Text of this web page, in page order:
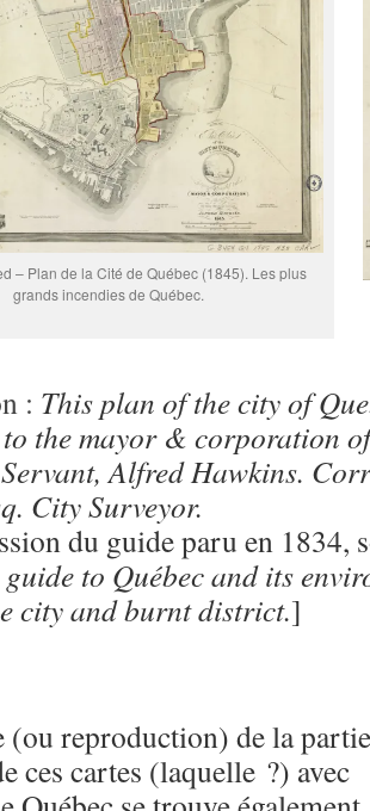
– Plan de la Cité de Québec (1845). Les plus
grands incendies de Québec.
: This plan of the city of
the mayor & corporation
Alfred Hawkins.
City Surveyor.
du guide paru en 1834,
to Québec and its
city and burnt district.]
(ou reproduction) de la partie
ces cartes (laquelle ?) avec